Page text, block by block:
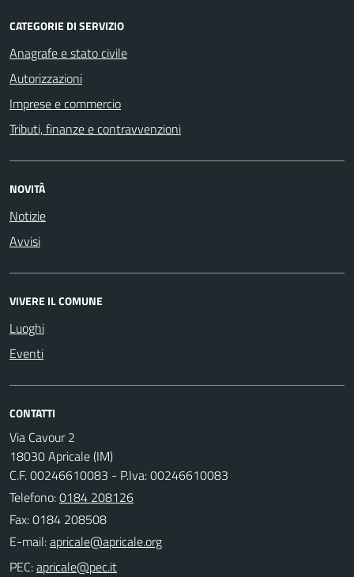
CATEGORIE DI SERVIZIO
Anagrafe e stato civile
Autorizzazioni
Imprese e commercio
Tributi, finanze e contravvenzioni
NOVITÀ
Notizie
Avvisi
VIVERE IL COMUNE
Luoghi
Eventi
CONTATTI
Via Cavour 2
18030 Apricale (IM)
C.F. 00246610083 - P.Iva: 00246610083
Telefono:0184 208126
Fax: 0184 208508
E-mail:
PEC: